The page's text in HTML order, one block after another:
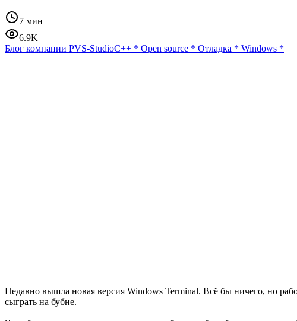
7 мин
6.9K
Блог компании PVS-StudioC++ * Open source * Отладка * Windows *
Недавно вышла новая версия Windows Terminal. Всё бы ничего, но
сыграть на бубне.